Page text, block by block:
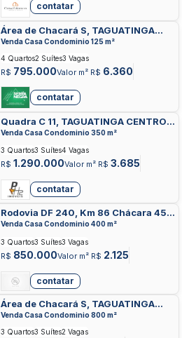
contatar
Área de Chacará S, TAGUATINGA
NORTE, TAGUATINGA
Venda Casa Condominio 125 m²
R$ 795.000Valor m² R$ 6.360
4 Quartos2 Suítes3 Vagas
contatar
Quadra C 11, TAGUATINGA CENTRO,
TAGUATINGA
Venda Casa Condominio 350 m²
R$ 1.290.000Valor m² R$ 3.685
3 Quartos3 Suítes4 Vagas
contatar
Rodovia DF 240, Km 86 Chácara 45,
TAGUATINGA NORTE, TAGUATINGA
Venda Casa Condominio 400 m²
R$ 850.000Valor m² R$ 2.125
3 Quartos3 Suítes3 Vagas
contatar
Área de Chacará S, TAGUATINGA
NORTE, TAGUATINGA
Venda Casa Condominio 800 m²
3 Quartos3 Suítes2 Vagas